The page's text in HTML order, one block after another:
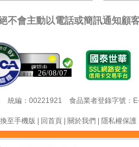
不會主動以電話或簡訊通知顧
已認證
已認證
統編：00221921 食品業者登錄字號
至手機版 | 回首頁| 關於我們| 隱私權保護